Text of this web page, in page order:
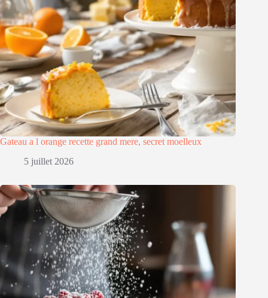
Gateau a l orange recette grand mere, secret moelleux
5 juillet 2026